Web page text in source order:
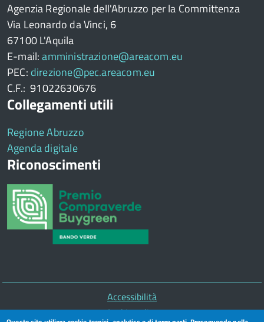
Agenzia Regionale dell'Abruzzo per la Committenza
Via Leonardo da Vinci, 6
67100 L'Aquila
E-mail:amministrazione@areacom.eu
PEC: direzione@pec.areacom.eu
C.F.: 91022630676
Collegamenti utili
Regione Abruzzo
Agenda digitale
Riconoscimenti
di
Accessibilità
Cookie policy